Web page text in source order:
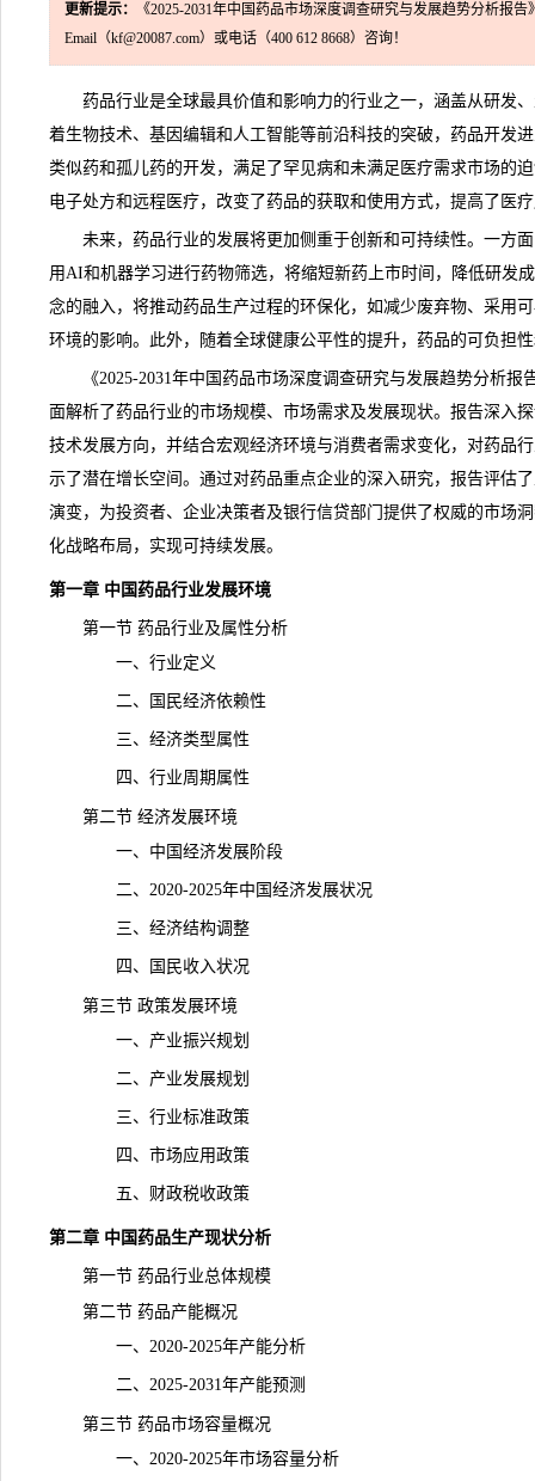
更新提示：
《2025-2031年中国药品市场深度调查研究与发展趋势分析报告
Email（kf@20087.com）或电话（400 612 8668）咨询！
药品行业是全球最具价值和影响力的行业之一，涵盖从研发、
着生物技术、基因编辑和人工智能等前沿科技的突破，药品开发
类似药和孤儿药的开发，满足了罕见病和未满足医疗需求市场的
电子处方和远程医疗，改变了药品的获取和使用方式，提高了医
未来，药品行业的发展将更加侧重于创新和可持续性。一方面
用AI和机器学习进行药物筛选，将缩短新药上市时间，降低研发
念的融入，将推动药品生产过程的环保化，如减少废弃物、采用
环境的影响。此外，随着全球健康公平性的提升， 药品的可负担
《2025-2031年中国药品市场深度调查研究与发展趋势分析报
面解析了药品行业的市场规模、市场需求及发展现状。报告深入
技术发展方向，并结合宏观经济环境与消费者需求变化，对药品
示了潜在增长空间。通过对药品重点企业的深入研究，报告评估
演变，为投资者、企业决策者及银行信贷部门提供了权威的市场
化战略布局，实现可持续发展。
第一章 中国药品行业发展环境
第一节 药品行业及属性分析
一、行业定义
二、国民经济依赖性
三、经济类型属性
四、行业周期属性
第二节 经济发展环境
一、中国经济发展阶段
二、2020-2025年中国经济发展状况
三、经济结构调整
四、国民收入状况
第三节 政策发展环境
一、产业振兴规划
二、产业发展规划
三、行业标准政策
四、市场应用政策
五、财政税收政策
第二章 中国药品生产现状分析
第一节 药品行业总体规模
第二节 药品产能概况
一、2020-2025年产能分析
二、2025-2031年产能预测
第三节 药品市场容量概况
一、2020-2025年市场容量分析